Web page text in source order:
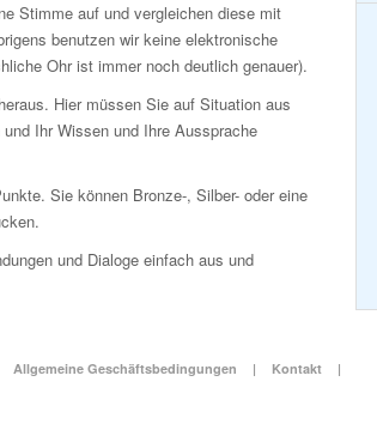
Stimme auf und vergleichen diese mit
benutzen wir keine elektronische
Ohr ist immer noch deutlich genauer).
Hier müssen Sie auf Situation aus
Ihr Wissen und Ihre Aussprache
Sie können Bronze-, Silber- oder eine
und Dialoge einfach aus und
Allgemeine Geschäftsbedingungen | Kontakt |